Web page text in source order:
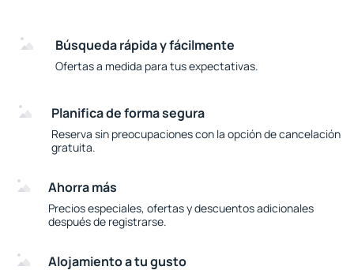
Búsqueda rápida y fácilmente
Ofertas a medida para tus expectativas.
Planifica de forma segura
Reserva sin preocupaciones con la opción de cancelación
gratuita.
Ahorra más
Precios especiales, ofertas y descuentos adicionales
después de registrarse.
Alojamiento a tu gusto